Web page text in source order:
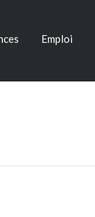
Emploi